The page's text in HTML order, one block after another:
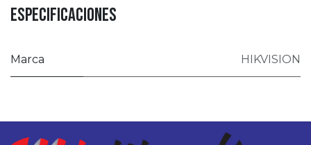
Especificaciones
Marca HIKVISION